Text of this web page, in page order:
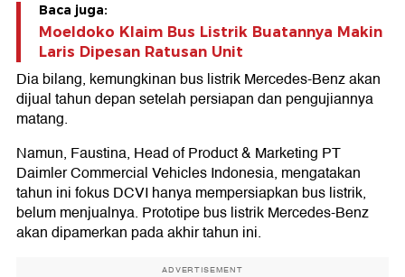
Baca juga:
Moeldoko Klaim Bus Listrik Buatannya Makin
Laris Dipesan Ratusan Unit
Dia bilang, kemungkinan bus listrik Mercedes-Benz akan
dijual tahun depan setelah persiapan dan pengujiannya
matang.
Namun, Faustina, Head of Product & Marketing PT
Daimler Commercial Vehicles Indonesia, mengatakan
tahun ini fokus DCVI hanya mempersiapkan bus listrik,
belum menjualnya. Prototipe bus listrik Mercedes-Benz
akan dipamerkan pada akhir tahun ini.
ADVERTISEMENT